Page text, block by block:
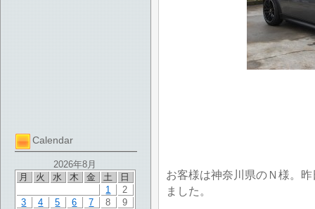
Calendar
2026年8月
月
火 水 木 金 土 日
1
2
3
4 5 6 7 8
9
お客様は神奈川県のＮ様。
ました。